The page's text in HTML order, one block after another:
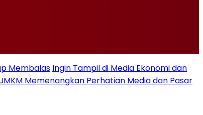
Membalas Ingin Tampil di Media Ekonomi dan
Memenangkan Perhatian Media dan Pasar